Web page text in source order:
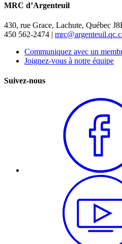
MRC d’Argenteuil
430, rue Grace, Lachute, Québec
450 562-2474 |
Communiquez avec un
Joignez-vous à notre équipe
Suivez-nous